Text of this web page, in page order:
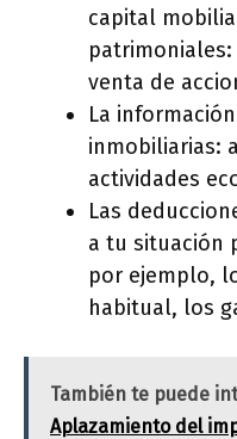
capital
venta de
La
inmobiliarias:
actividades
Las
a tu situación
por ejemplo,
habitual, los
También te puede
Aplazamiento del